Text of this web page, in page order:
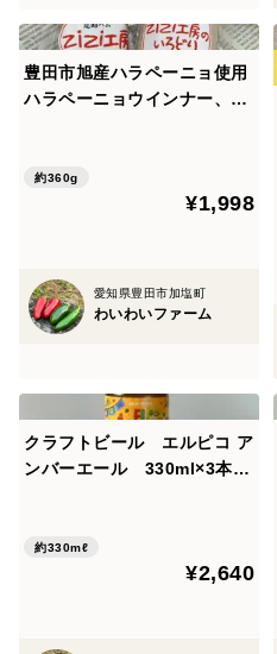
豊田市旭産ハラペーニョ使用
ハラペーニョウインナー、リ
約360g
¥1,998
愛知県豊田市加塩町
わいわいファーム
クラフトビール エルピコ ア
ンバーエール 330ml×3本
約330mℓ
¥2,640